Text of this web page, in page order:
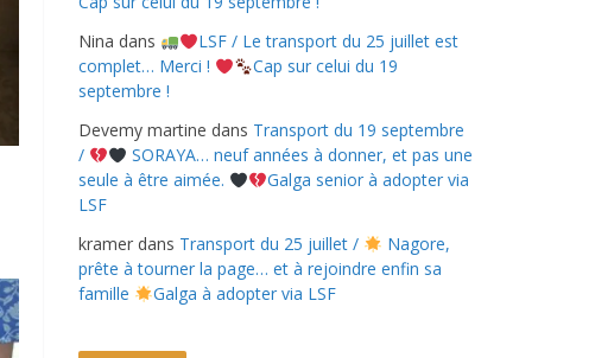
Nina dans
LSF / Le transport du 25 juillet est
complet… Merci !
Cap sur celui du 19
septembre !
Devemy martine dans Transport du 19 septembre
/
SORAYA… neuf années à donner, et pas une
seule à être aimée.
Galga senior à adopter via
LSF
kramer dans Transport du 25 juillet /
Nagore,
prête à tourner la page… et à rejoindre enfin sa
famille
Galga à adopter via LSF